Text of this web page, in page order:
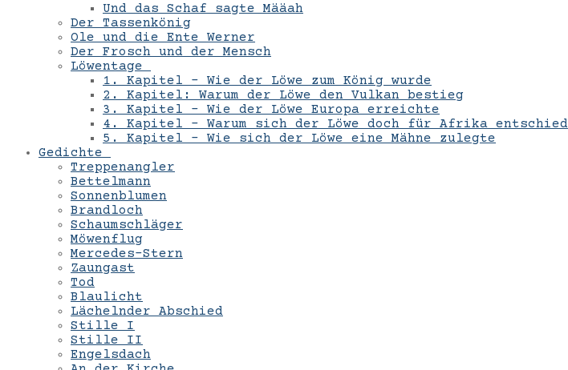
Und das Schaf sagte Määah
Der Tassenkönig
Ole und die Ente Werner
Der Frosch und der Mensch
Löwentage
1. Kapitel – Wie der Löwe zum König wurde
2. Kapitel: Warum der Löwe den Vulkan bestieg
3. Kapitel – Wie der Löwe Europa erreichte
4. Kapitel – Warum sich der Löwe doch für Afrika entschied
5. Kapitel – Wie sich der Löwe eine Mähne zulegte
Gedichte
Treppenangler
Bettelmann
Sonnenblumen
Brandloch
Schaumschläger
Möwenflug
Mercedes-Stern
Zaungast
Tod
Blaulicht
Lächelnder Abschied
Stille I
Stille II
Engelsdach